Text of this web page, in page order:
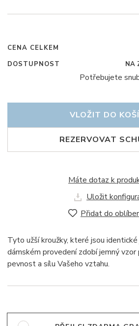
CENA CELKEM
DOSTUPNOST NA
Potřebujete
REZERVOVAT
VLOŽIT DO
Máte dotaz k
Uložit
Přidat do
Tyto užší kroužky, které jsou
dámském provedení zdobí jemný vzor
pevnost a sílu Vašeho vztahu.